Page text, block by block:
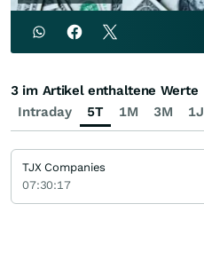
Intraday 5T 1M 3M 1J
3 im Artikel enthaltene Werte
TJX Companies
07:30:17